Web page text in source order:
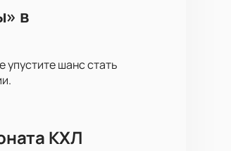
в
шанс стать
КХЛ